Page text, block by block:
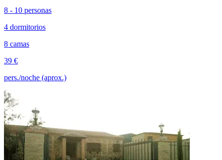
8 - 10 personas
4 dormitorios
8 camas
39 €
pers./noche (aprox.)